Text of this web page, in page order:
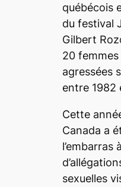
québécois
du festival
Gilbert
20
agressées
entre 1982
Cette
Canada a
l’embarras
sexuelles